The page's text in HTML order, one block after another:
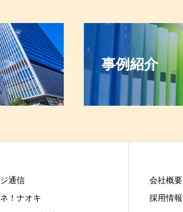
事例紹介
通信
！ナオキ
会社概要
採用情報